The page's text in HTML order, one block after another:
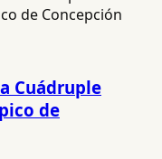
Cuádruple
de